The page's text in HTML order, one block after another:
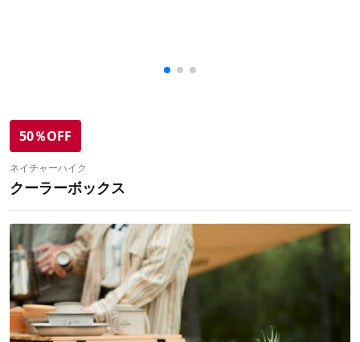
50％OFF
ネイチャーハイク
クーラーボックス